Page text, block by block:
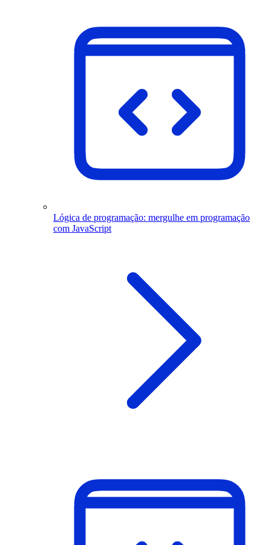
Lógica de programação: mergulhe em programação
com JavaScript